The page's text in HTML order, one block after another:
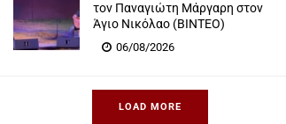
τον Παναγιώτη Μάργαρη στον
Άγιο Νικόλαο (ΒΙΝΤΕΟ)
06/08/2026
LOAD MORE